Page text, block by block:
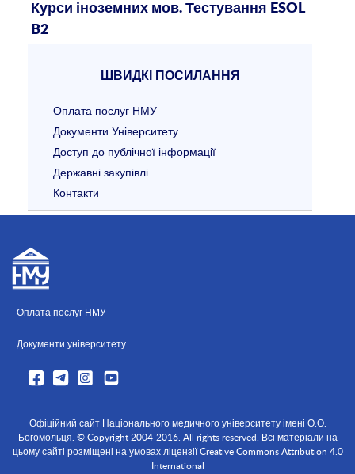
Курси іноземних мов. Тестування ESOL
B2
ШВИДКІ ПОСИЛАННЯ
Оплата послуг НМУ
Документи Університету
Доступ до публічної інформації
Державні закупівлі
Контакти
Оплата послуг НМУ
Документи університету
Офіційний сайт Національного медичного університету імені О.О.
Богомольця. © Copyright 2004-2016. All rights reserved. Всі матеріали на
цьому сайті розміщені на умовах ліцензії Creative Commons Attribution 4.0
International